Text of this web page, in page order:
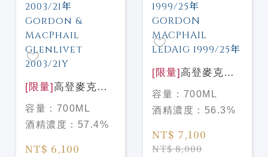
[限量] 高登麥克菲
爾 天使甄選#4 格
蘭利威 2003/21年
Gordon &
MacPhail
容量： 700ML
酒精濃度： 57.4%
NT$ 6,100
[限量] 高登麥克菲
爾 天使甄選#2 里
爵1999/25年
GORDON
MACPHAIL
LEDAIG 1999/25
容量： 700ML
酒精濃度： 56.3%
NT$ 7,100
NT$ 8,000